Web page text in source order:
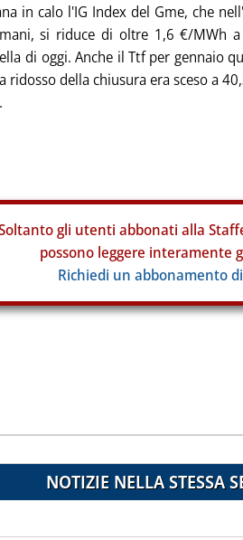
in calo l'IG Index del Gme, che
si riduce di oltre 1,6 €/MWh
di oggi. Anche il Ttf per gennaio
ridosso della chiusura era sceso a
gli utenti abbonati alla
possono leggere interamente
Richiedi un abbonamento
NOTIZIE NELLA STESSA